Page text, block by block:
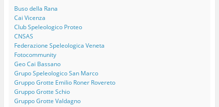
Buso della Rana
Cai Vicenza
Club Speleologico Proteo
CNSAS
Federazione Speleologica Veneta
Fotocommunity
Geo Cai Bassano
Grupo Speleologico San Marco
Gruppo Grotte Emilio Roner Rovereto
Gruppo Grotte Schio
Gruppo Grotte Valdagno